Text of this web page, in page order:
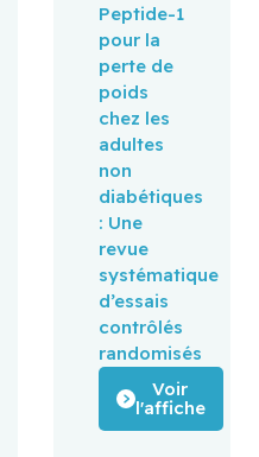
Peptide-1
pour la
perte de
poids
chez les
adultes
non
diabétiques
: Une
revue
systématique
d’essais
contrôlés
randomisés
Voir
l'affiche